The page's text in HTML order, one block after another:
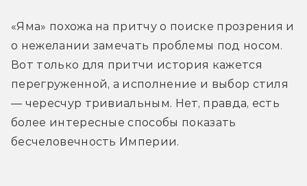
«Яма» похожа на притчу о поиске прозрения и
о нежелании замечать проблемы под носом.
Вот только для притчи история кажется
перегруженной, а исполнение и выбор стиля
— чересчур тривиальным. Нет, правда, есть
более интересные способы показать
бесчеловечность Империи.